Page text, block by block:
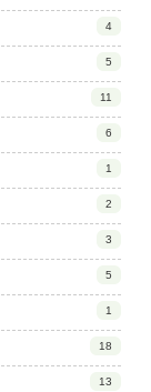
4
5
11
6
1
2
3
5
1
18
13